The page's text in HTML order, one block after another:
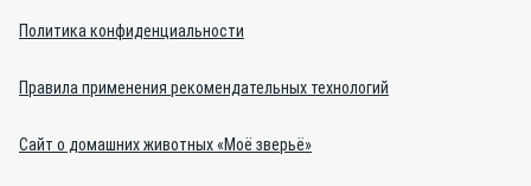
Политика конфиденциальности
Правила применения рекомендательных технологий
Сайт о домашних животных «Моё зверьё»